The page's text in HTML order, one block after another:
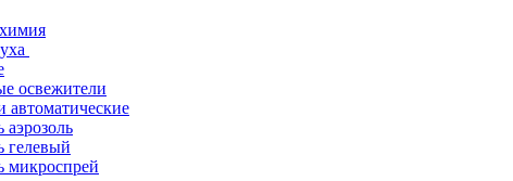
освежители
автоматические
гелевый
микроспрей